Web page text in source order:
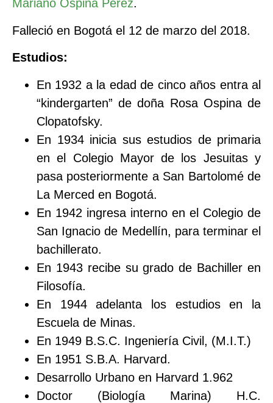
Mariano Ospina Pérez.
Falleció en Bogotá el 12 de marzo del 2018.
Estudios:
En 1932 a la edad de cinco años entra al
“kindergarten” de doña Rosa Ospina de
Clopatofsky.
En 1934 inicia sus estudios de primaria
en el Colegio Mayor de los Jesuitas y
pasa posteriormente a San Bartolomé de
La Merced en Bogotá.
En 1942 ingresa interno en el Colegio de
San Ignacio de Medellín, para terminar el
bachillerato.
En 1943 recibe su grado de Bachiller en
Filosofía.
En 1944 adelanta los estudios en la
Escuela de Minas.
En 1949 B.S.C. Ingeniería Civil, (M.I.T.)
En 1951 S.B.A. Harvard.
Desarrollo Urbano en Harvard 1.962
Doctor (Biología Marina) H.C.